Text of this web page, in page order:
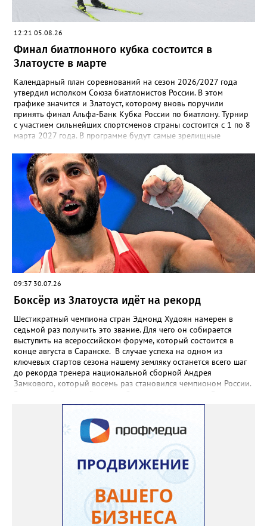
12:21 05.08.26
Финал биатлонного кубка состоится в
Златоусте в марте
Календарный план соревнований на сезон 2026/2027 года
утвердил исполком Союза биатлонистов России. В этом
графике значится и Златоуст, которому вновь поручили
принять финал Альфа-Банк Кубка России по биатлону. Турнир
с участием сильнейших спортсменов страны состоится с 1 по 8
марта 2027 года. В программе будут самые зрелищные
09:37 30.07.26
Боксёр из Златоуста идёт на рекорд
Шестикратный чемпиона стран Эдмонд Худоян намерен в
седьмой раз получить это звание. Для чего он собирается
выступить на всероссийском форуме, который состоится в
конце августа в Саранске. В случае успеха на одном из
ключевых стартов сезона нашему земляку останется всего шаг
до рекорда тренера национальной сборной Андрея
Замкового, который восемь раз становился чемпионом России.
стартует в Челябинске. На ринг ДС «Юность» выйдут как
сильнейшие мужчины, так и женщины — лидеры национальной
сборной. Они разыграют 13 комплектов наград.